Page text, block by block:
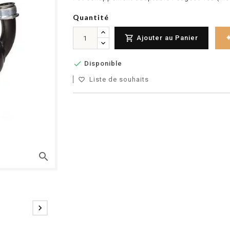
search

Quantité
 Ajouter au Panier
 Disponible
favorite_border Liste de souhaits